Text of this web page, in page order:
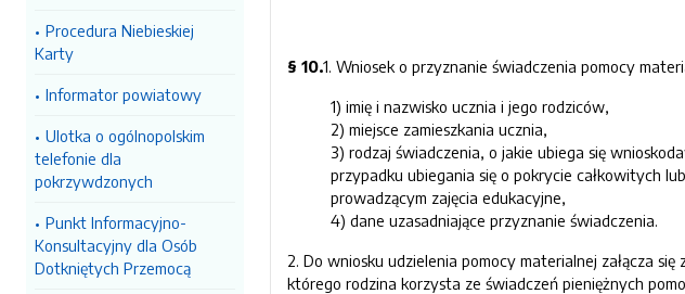
Procedura Niebieskiej
Karty
Informator powiatowy
Ulotka o ogólnopolskim
telefonie dla
pokrzywdzonych
Punkt Informacyjno-
Konsultacyjny dla Osób
Dotkniętych Przemocą
§ 10.1. Wniosek o przyznanie świadczenia pomocy
1) imię i nazwisko ucznia i jego rodziców,
2) miejsce zamieszkania ucznia,
3) rodzaj świadczenia, o jakie ubiega się
przypadku ubiegania się o pokrycie całkowitych
prowadzącym zajęcia edukacyjne,
4) dane uzasadniające przyznanie świadczenia.
2. Do wniosku udzielenia pomocy materialnej załącza
którego rodzina korzysta ze świadczeń pieniężnych